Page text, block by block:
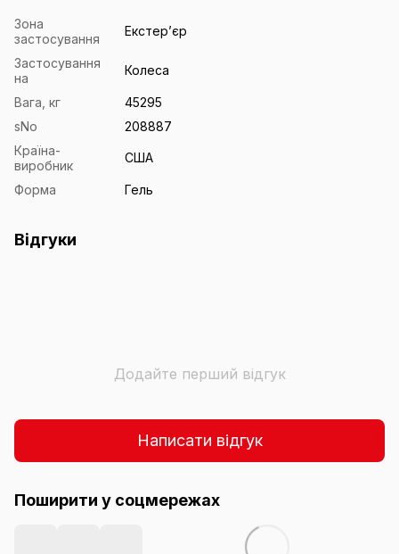
Зона
застосування
Екстерʼєр
Застосування
на
Колеса
Вага, кг
45295
sNo
208887
Країна-
виробник
США
Форма Гель
Відгуки
Додайте перший відгук
Написати відгук
Поширити у соцмережах